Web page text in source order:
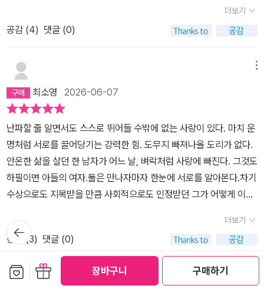
장바구니 구매하기
고 응원할 수 있을까.⠀때때로 누구나 가지 못한 세계를 그리워 한다.
가보지 못했음에도 마치 경험한 것처럼 말이다. 그 길은 반드시 아름
다웠을 것이라고. 그래서 내가 이렇게 불행한 거라고, 믿으면서. 그때
에 올바른 선택을 하지 못한 나를 비난하기도 한다. 경험하지 못한 세
계에 대한 동경은 마치 영화나 드라마의 세계를 갈구하는 것과 같다.
인스타그램과 같은 SNS에 올라오는 사진 속 세계들을 쫓는 것과도
같아보인다. 하지만 우리는 아주 잘 알고 있다. 막연한 세계에 대한 동
경보다는 지금의 행복을 누리면서 사는 것이, 결국에는 어떠한 선택
도 지금의 행복을 뛰어 넘을 수 없게 함을 말이다. 그렇기에 우리는 지
금을 살아간다. 더없는 행복을 느끼면서, 가끔씩의 농담들과 함께 말
이다.⠀주인공이 특별하다고 믿었던 경험도, 어쩔 수 없었다고 생각했
던 선택도, 그래서 더 자신에게 유일무일한 존재였다고 생각했던 그
서 가장 잔인한 장면이 아닐까.인스타그램 @back_sook_
안나가 시아버지가 될 화자에게 “당신을 지배자로 만든 게 내 복종이
에요”라고 말하는 장면이 있다. 이 고백은 의도된 기만이자 일종의 심
국 아버지의 통제 아래서 주체적이지 못한 자신을 숨 막혀 하면서도,
역설적으로 여성의 언어로 구현된 또 다른 방식의 통제를 갈망하는
것처럼 보이기도 한다.우리가 몸에 좋지 않은 줄 알면서도 담배를 피
우거나 술을 마시는 것처럼, 이성의 억압을 풀기 위해 참을 수 없는 충
동에 기댈 때가 있다. 누군가는 문신을 새기고, 누군가는 가려운 곳을
피가 날 때까지 긁어대며, 또 누군가는 주어 없는 저격 글을 올리며 순
간의 해방감을 느낀다. 스트레스가 극에 달했을 때 쇼핑을 하거나, 매
운 음식을 먹거나, 혹은 아슬아슬하게 선을 넘나드는 불륜을 저지를
소설이 다루는 파국에 비하면, 우리가 행하는 일탈들은 아주 일상적
이고 작은 주이상스(고통을 수반하는 본질적이고 개인적인 쾌락)일
뿐이다.이 소설의 결말은 꽤 충격적이다. 마지막 내용은 스포일러라
여기서 밝힐 수는 없지만, 담담하게 자신의 상처를 응시하며 끝이 난
다. 사건이 벌어진 후 마지막이 이 소설의 가장 문학적인 부분이다. 나
처를 주고 나는 철저히 혼자가 된다. 아내 잉그리드는 ‘당신이 이전에
죽었으면 좋았을 거라고‘ 말한다. 하지만...그랬으면 나는 ‘살았다고
할 수 없었다‘. 동시에 아내는 ‘나도 그런 종류의 사랑을 찾고 싶어.‘라
고 말한다. 자신의 평생과 맞바꾼 사랑. 그것은 사랑이었을까? 아니
선택을 한다. 선택은 저마다의 도덕적 양심적 기준에 (때로는 이익에)
의해 달라진다. 물론 머리 속으로는 아닌 것을 알면서도 어쩔 수 없을
수도 있다. 저항할 수 없는 강렬한 끌림을 거부할 만큼 강하지 못할 수
도 있다. 그러나...소설 속 주인공 ‘나‘의 파국 이후의 삶을 보면, 그는
충분히 강한 사람이었는데...(마지막 장이 압권이다!) 요즘 들어 부쩍
내가 이제는 충분히 나이가 들어서 좋구나 하고 느낀다. 물론 노년의
나이가 되어가도 언제나 흔들릴 수 있고 그로 인해 고통을 받을 수도
있겠지만, 요즘의 나는, 알고보면 그건 별 일 아니야..라고 조용히 읊
조리곤 한다. 혹자는 사는 맛이 없지 않아?라고 말할 수도 있겠지만.
들에게 이런 책이 필요할 지도 모른다. 그냥, 대리만족?! 제레미 아이
언스와 줄리엣 비노쉬 주연의 영화 ‘데미지‘를 봤는지 안봤는지 기억
더보기
공감 (4) 댓글 (0)
최소영 2026-06-07
난파할 줄 알면서도 스스로 뛰어들 수밖에 없는 사랑이 있다. 마치 운
명처럼 서로를 끌어당기는 강력한 힘. 도무지 빠져나올 도리가 없다.
안온한 삶을 살던 한 남자가 어느 날, 벼락처럼 사랑에 빠진다. 그것도
하필이면 아들의 여자.둘은 만나자마자 한눈에 서로를 알아본다.차기
수상으로도 지목받을 만큼 사회적으로도 인정받던 그가 어떻게 이런
괴로움과 질투가 커지면 커질수록 그의 온몸의 촉수는 그녀를 향해
뻗어나간다.아슬아슬한 삼각관계 속에서 그 둘의 비밀스런 관계는 점
점 체계화 된다. 아들과의 결혼 후에도 자신은 '전부, 언제나' 그의 것
이라고 다짐하는 그녀. 자신과는 무엇도 이룰 수 없지만, 아들의 여자
더보기
공감 (3) 댓글 (0)
뒤로가
기